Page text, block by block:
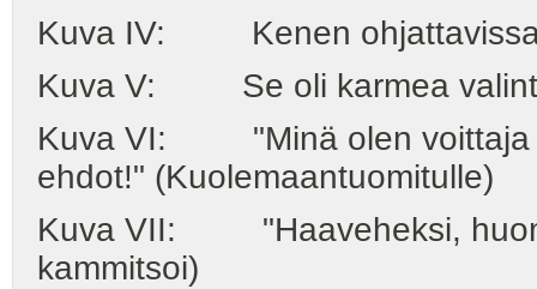
Kuva IV: Kenen ohjattavissa
Kuva V: Se oli karmea
Kuva VI: "Minä olen voittaja
ehdot!" (Kuolemaantuomitulle)
Kuva VII: "Haaveheksi,
kammitsoi)